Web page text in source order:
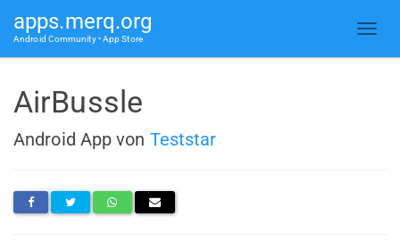
apps.merq.org
Android Community • App Store
AirBussle
Android App von Teststar